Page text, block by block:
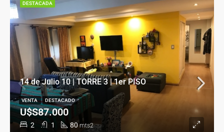
14 de Julio 10 | TORRE 3 | 1er PISO
2 1 80 mts2
U$S87.000
VENTA DESTACADO
DESTACADA